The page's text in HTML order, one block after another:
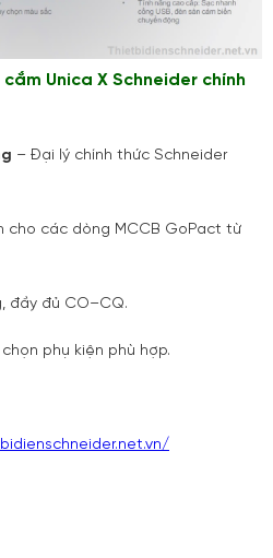
Unica X Schneider chính
– Đại lý chính thức Schneider
cho các dòng MCCB GoPact từ
đầy đủ CO–CQ.
phụ kiện phù hợp.